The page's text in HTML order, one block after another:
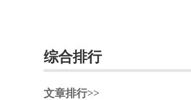
GMC
综合排行
文章排行>>